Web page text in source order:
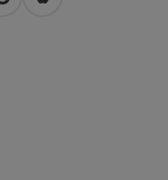
open in Google Maps
Open in Apple